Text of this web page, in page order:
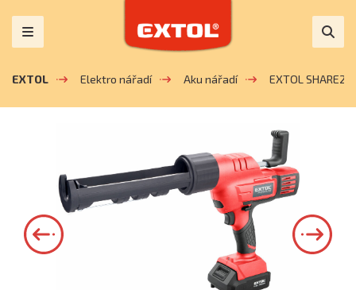
EXTOL Elektro nářadí Aku nářadí EXTOL